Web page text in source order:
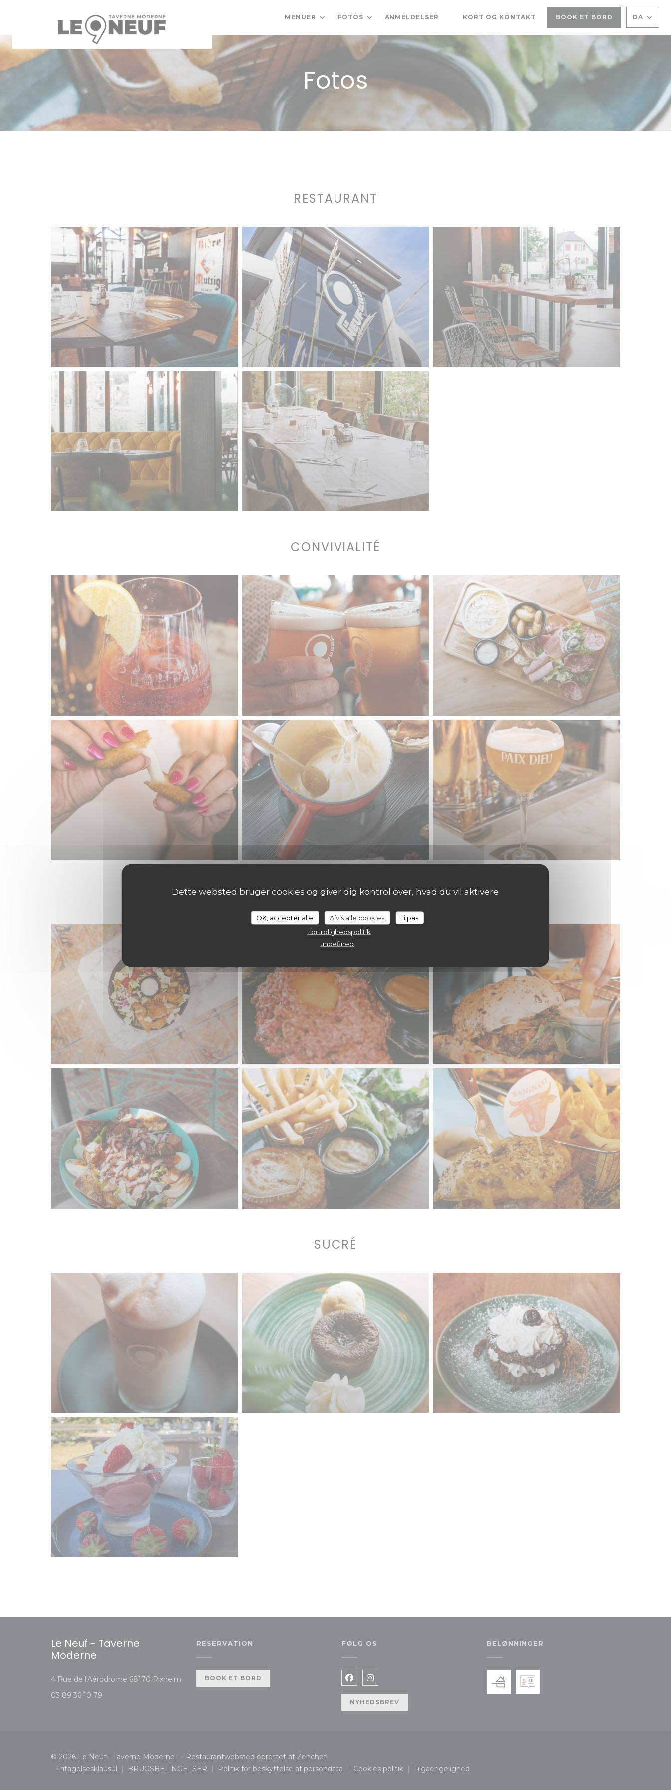
Dette websted bruger cookies og giver dig kontrol over, hvad du vil aktivere
OK, accepter alle Afvis alle cookies
Tilpas
Fortrolighedspolitik
undefined
MENUER FOTOS ANMELDELSER KORT OG KONTAKT BOOK ET BORD DA
Fotos
RESTAURANT
CONVIVIALITÉ
SALÉ
SUCRÉ
Le Neuf - Taverne
Moderne
4 Rue de l'Aérodrome 68170 Rixheim ((åbner i et nyt vindue))
03 89 36 10 79
RESERVATION
BOOK ET BORD
FØLG OS
Facebook ((åbner i et nyt vindue))
Instagram ((åbner i et nyt vindue))
NYHEDSBREV
BELØNNINGER
© 2026 Le Neuf - Taverne Moderne — Restaurantwebsted oprettet af Zenchef((åbner i et nyt vindue))
Fritagelsesklausul
((åbner i et nyt vindue))
BRUGSBETINGELSER
((åbner i et nyt vindue))
Politik for beskyttelse af persondata
((åbner i et nyt vindue))
Cookies politik
((åbner i et nyt vindue))
Tilgaengelighed
((åbner i et nyt vindue))